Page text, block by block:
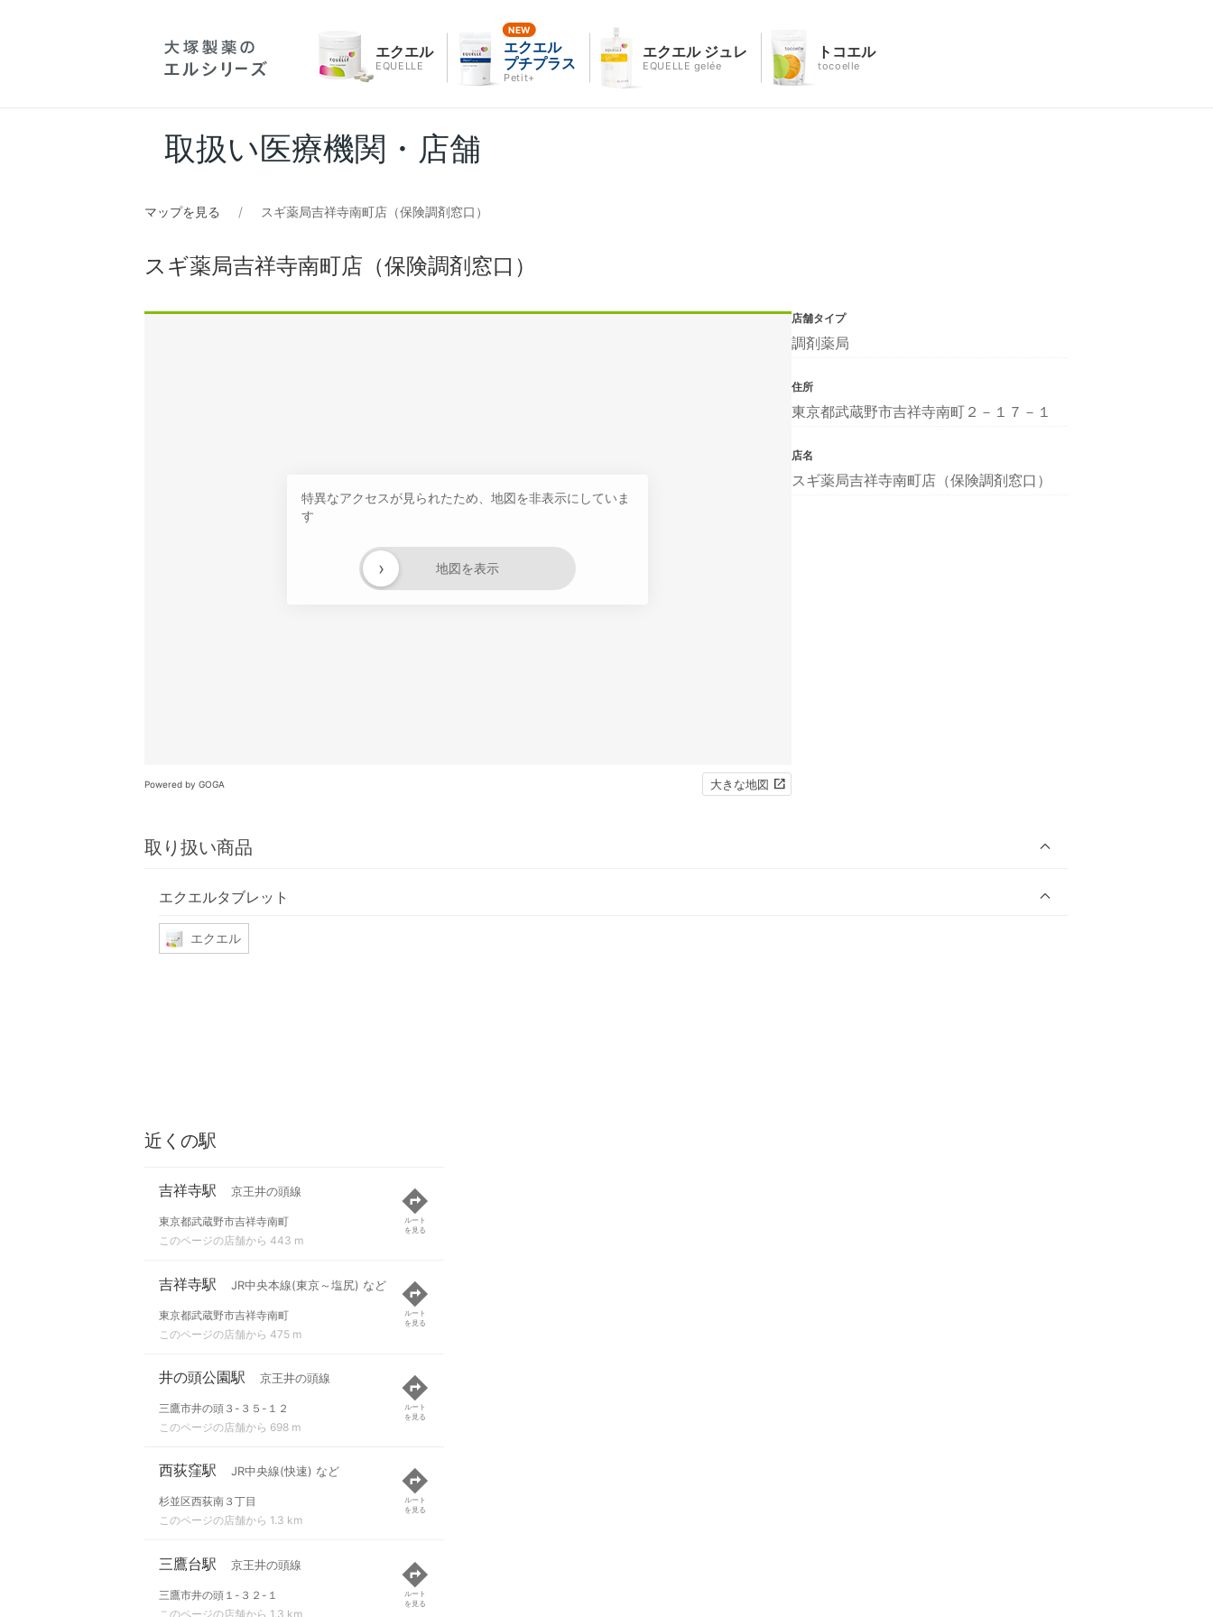
エクエル
EQUELLE
エクエル
プチプラス
Petit+
エクエル ジュレ
EQUELLE gelée
トコエル
tocoelle
取扱い医療機関・店舗
マップを見る スギ薬局吉祥寺南町店（保険調剤窓口）
スギ薬局吉祥寺南町店（保険調剤窓口）
特異なアクセスが見られたため、地図を非表示にしていま
す
地図を表示
›
Powered by GOGA 大きな地図
取り扱い商品
エクエルタブレット
エクエル
店舗タイプ
調剤薬局
住所
東京都武蔵野市吉祥寺南町２－１７－１
店名
スギ薬局吉祥寺南町店（保険調剤窓口）
近くの駅
吉祥寺駅 京王井の頭線
東京都武蔵野市吉祥寺南町
このページの店舗から 443 m
ルート
を見る
吉祥寺駅 JR中央本線(東京～塩尻) など
東京都武蔵野市吉祥寺南町
このページの店舗から 475 m
ルート
を見る
井の頭公園駅 京王井の頭線
三鷹市井の頭３-３５-１２
このページの店舗から 698 m
ルート
を見る
西荻窪駅 JR中央線(快速) など
杉並区西荻南３丁目
このページの店舗から 1.3 km
ルート
を見る
三鷹台駅 京王井の頭線
三鷹市井の頭１-３２-１
このページの店舗から 1.3 km
ルート
を見る